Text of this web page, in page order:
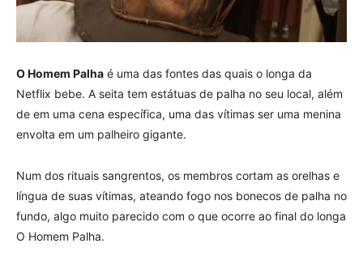
O Homem Palha é uma das fontes das quais o longa da
Netflix bebe. A seita tem estátuas de palha no seu local, além
de em uma cena específica, uma das vítimas ser uma menina
envolta em um palheiro gigante.
Num dos rituais sangrentos, os membros cortam as orelhas e
língua de suas vítimas, ateando fogo nos bonecos de palha no
fundo, algo muito parecido com o que ocorre ao final do longa
O Homem Palha.